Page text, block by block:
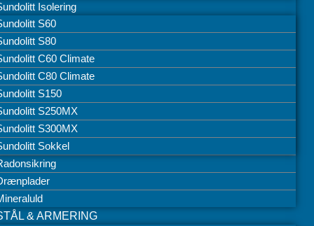
Isolering
S60
S80
C60 Climate
C80 Climate
S150
S250MX
S300MX
Sokkel
& ARMERING